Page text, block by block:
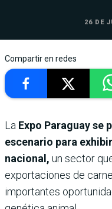
26 DE
Compartir en redes
La Expo Paraguay se
escenario para
nacional, un sector
exportaciones de
importantes